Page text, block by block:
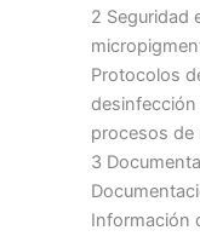
2 Seguridad
Protocolos
desinfección
procesos de
3
Información